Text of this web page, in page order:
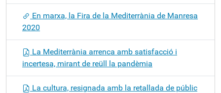
En marxa, la Fira de la Mediterrània de Manresa
2020
La Mediterrània arrenca amb satisfacció i
incertesa, mirant de reüll la pandèmia
La cultura, resignada amb la retallada de públic